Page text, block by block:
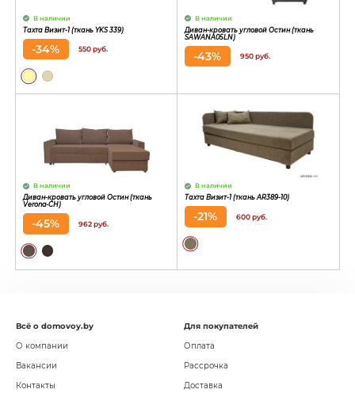
В наличии
Тахта Визит-1 (ткань YKS 339)
-34% 550 руб.
В наличии
Диван-кровать угловой Остин (ткань
SAWANA05LN)
-43% 950 руб.
В наличии
Диван-кровать угловой Остин (ткань
Verona-CH)
-45% 962 руб.
В наличии
Тахта Визит-1 (ткань AR389-10)
-21% 600 руб.
Всё о domovoy.by
О компании
Вакансии
Контакты
Для покупателей
Оплата
Рассрочка
Доставка